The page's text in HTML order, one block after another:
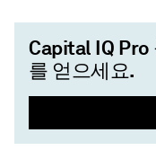
Capital IQ Pro
를 얻으세요.